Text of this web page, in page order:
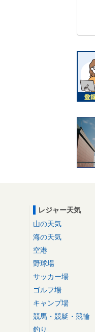
レジャー天気
山の天気
海の天気
空港
野球場
サッカー場
ゴルフ場
キャンプ場
競馬・競艇・競輪
釣り